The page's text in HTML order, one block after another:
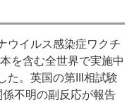
ウイルス感染症ワクチ
を含む全世界で実施中
た。英国の第III相試験
不明の副反応が報告